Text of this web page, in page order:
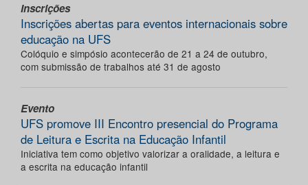
Inscrições
Inscrições abertas para eventos internacionais sobre
educação na UFS
Colóquio e simpósio acontecerão de 21 a 24 de outubro,
com submissão de trabalhos até 31 de agosto
Evento
UFS promove III Encontro presencial do Programa
de Leitura e Escrita na Educação Infantil
Iniciativa tem como objetivo valorizar a oralidade, a leitura e
a escrita na educação infantil